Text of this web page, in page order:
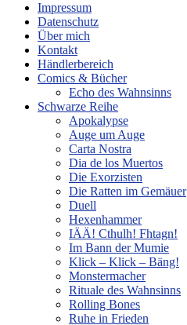
Impressum
Datenschutz
Über mich
Kontakt
Händlerbereich
Comics & Bücher
Echo des Wahnsinns
Schwarze Reihe
Apokalypse
Auge um Auge
Carta Nostra
Dia de los Muertos
Die Exorzisten
Die Ratten im Gemäuer
Duell
Hexenhammer
IÄÄ! Cthulh! Fhtagn!
Im Bann der Mumie
Klick – Klick – Bäng!
Monstermacher
Rituale des Wahnsinns
Rolling Bones
Ruhe in Frieden